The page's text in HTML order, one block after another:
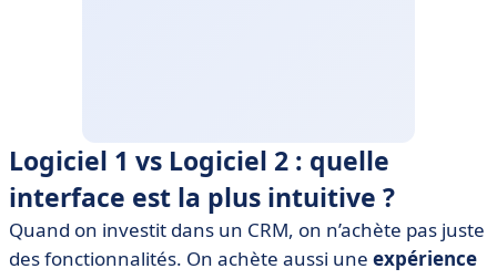
Logiciel 1 vs Logiciel 2 : quelle
interface est la plus intuitive ?
Quand on investit dans un CRM, on n’achète pas juste
des fonctionnalités. On achète aussi une expérience